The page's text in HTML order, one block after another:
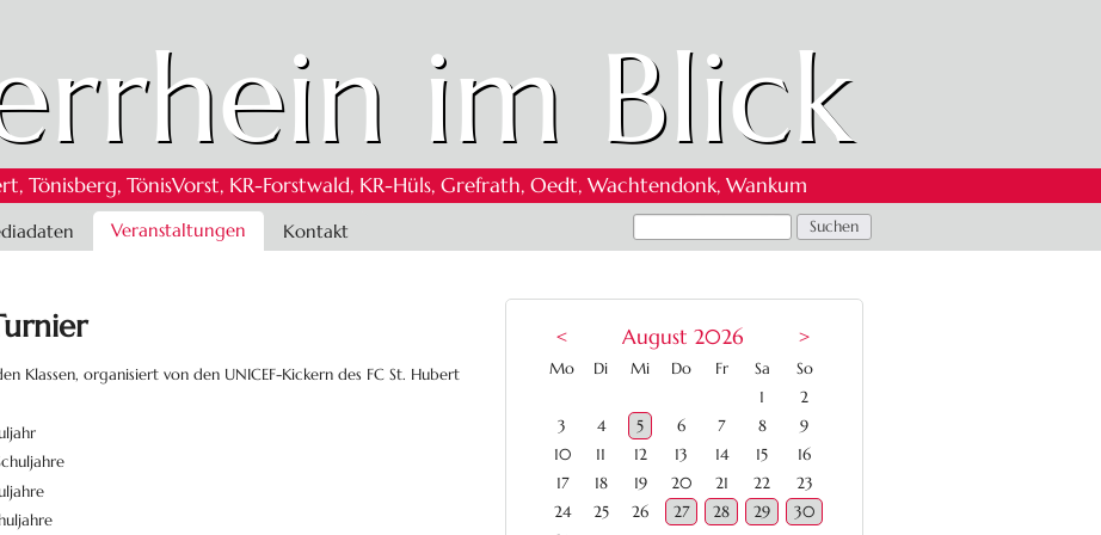
im Blick
Tönisberg, TönisVorst, KR-Forstwald, KR-Hüls, Grefrath, Oedt, Wachtendonk, Wankum
Veranstaltungen Kontakt
Klassen, organisiert von den UNICEF-Kickern des FC St. Hubert
< August 2026 >
Montag
Dienstag
Mittwoch
Donnerstag
FreitagSamstag
Sonntag
1
2
3
4 5 6 7 8
9
10
11 12 13 14 15
16
17
18 19 20 21 22
23
24
25 26 27 28 29
30